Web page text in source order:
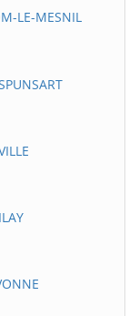
LE-MESNIL